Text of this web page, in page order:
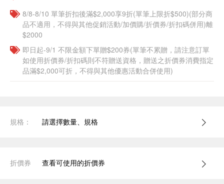
8/8-8/10 單筆折扣後滿$2,000享9折(單筆上限折$500)(部分商
品不適用，不得與其他促銷活動/加價購/折價券/折扣碼併用)離
$2000
即日起-9/1 不限金額下單贈$200券(單筆不累贈，請注意訂單
如使用折價券/折扣碼則不符贈送資格，贈送之折價券消費指定
品滿$2,000可折，不得與其他優惠活動合併使用)
規格： 請選擇數量、規格
折價券 查看可使用的折價券